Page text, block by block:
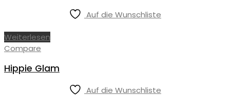
Auf die Wunschliste
Weiterlesen
Compare
Hippie Glam
Auf die Wunschliste